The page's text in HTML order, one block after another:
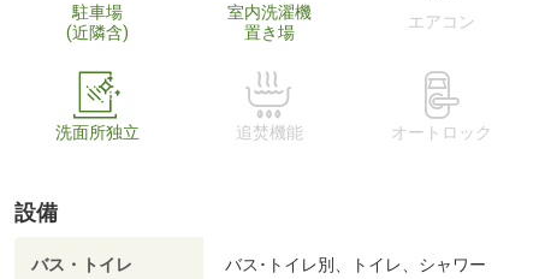
駐車場
(近隣含)
室内洗濯機
置き場
エアコン
洗面所独立 追焚機能 オートロック
設備
バス・トイレ バス･トイレ別、トイレ、シャワー